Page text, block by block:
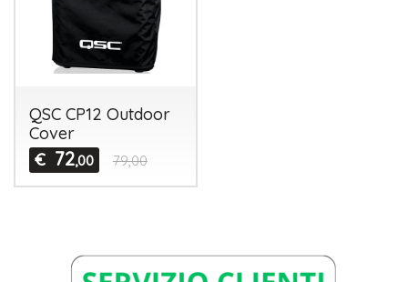
QSC CP12 Outdoor
Cover
€ 72,00 79,00